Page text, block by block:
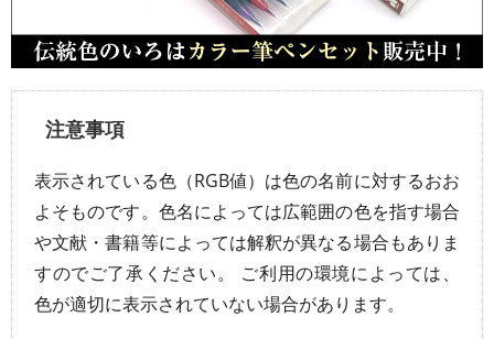
注意事項
表示されている色（RGB値）は色の名前に対するおお
よそものです。色名によっては広範囲の色を指す場合
や文献・書籍等によっては解釈が異なる場合もありま
すのでご了承ください。 ご利用の環境によっては、
色が適切に表示されていない場合があります。